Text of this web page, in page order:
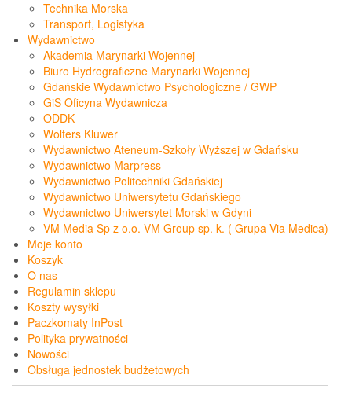
Technika Morska
Transport, Logistyka
Wydawnictwo
Akademia Marynarki Wojennej
Biuro Hydrograficzne Marynarki Wojennej
Gdańskie Wydawnictwo Psychologiczne / GWP
GiS Oficyna Wydawnicza
ODDK
Wolters Kluwer
Wydawnictwo Ateneum-Szkoły Wyższej w Gdańsku
Wydawnictwo Marpress
Wydawnictwo Politechniki Gdańskiej
Wydawnictwo Uniwersytetu Gdańskiego
Wydawnictwo Uniwersytet Morski w Gdyni
VM Media Sp z o.o. VM Group sp. k. ( Grupa Via Medica)
Moje konto
Koszyk
O nas
Regulamin sklepu
Koszty wysyłki
Paczkomaty InPost
Polityka prywatności
Nowości
Obsługa jednostek budżetowych